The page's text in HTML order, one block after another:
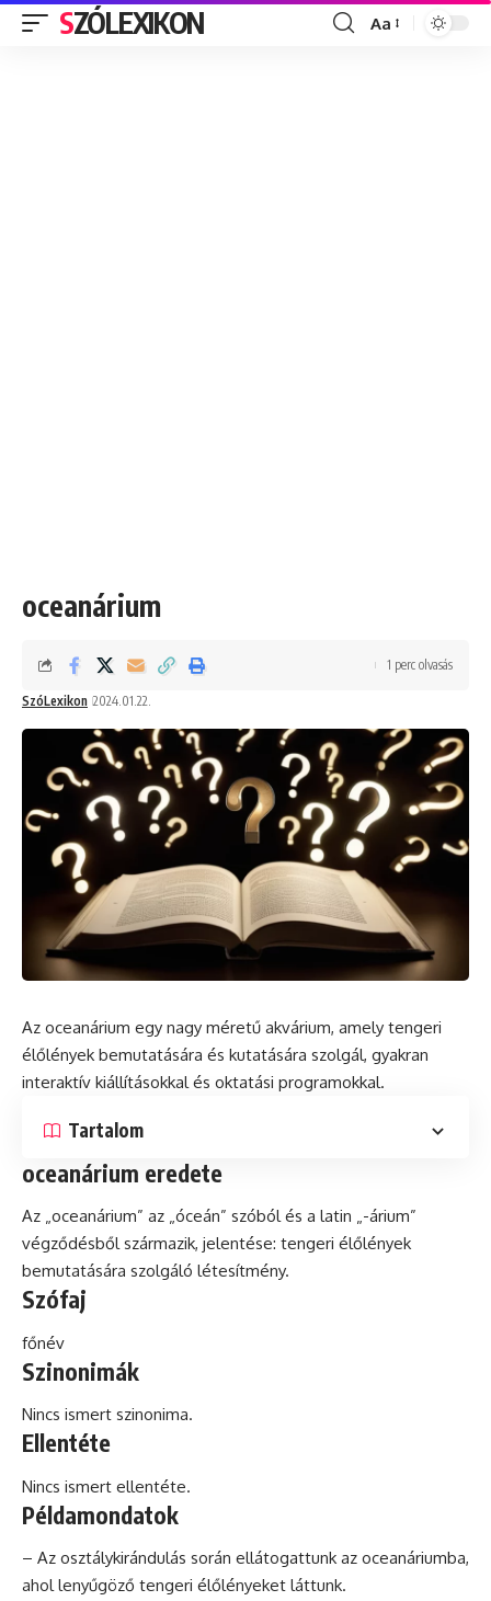
SZÓLEXIKON
Font
Aa
oceanárium
SzóLexikon 2024.01.22.
1 perc olvasás
Az oceanárium egy nagy méretű akvárium, amely tengeri
élőlények bemutatására és kutatására szolgál, gyakran
interaktív kiállításokkal és oktatási programokkal.
Tartalom
oceanárium eredete
Az „oceanárium” az „óceán” szóból és a latin „-árium”
végződésből származik, jelentése: tengeri élőlények
bemutatására szolgáló létesítmény.
Szófaj
főnév
Szinonimák
Nincs ismert szinonima.
Ellentéte
Nincs ismert ellentéte.
Példamondatok
– Az osztálykirándulás során ellátogattunk az oceanáriumba,
ahol lenyűgöző tengeri élőlényeket láttunk.